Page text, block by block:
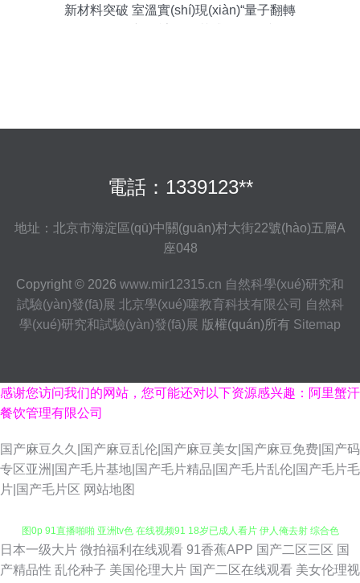
新材料突破 室溫實(shí)現(xiàn)“量子翻轉
電話：1339123**
地址：北京市海淀區(qū)中關(guān)村大街22號(hào)五層A
座048
Copyright © 2026 www.mir12315.cn 自然科學(xué)研究和
試驗(yàn)發(fā)展 北京學(xué)噻教育科技有限公司 自然科
學(xué)研究和試驗(yàn)發(fā)展 版權(quán)所有 Sitemap
感谢您访问我们的网站，您可能还对以下资源感兴趣：阿里蟹汗
餐饮管理有限公司
国产麻豆久久|国产麻豆乱伦|国产麻豆美女|国产麻豆免费|国产码
专区亚洲|国产毛片基地|国产毛片精品|国产毛片乱伦|国产毛片毛
片|国产毛片区 网站地图
久久免费视频21 91传媒在线看 五月天色婷姐 豆花视频在线吃瓜 日韩欧美色
日本一级大片 微拍福利在线观看 91香蕉APP 国产二区三区 国
产精品性 乱伦种子 美国伦理大片 国产二区在线观看 美女伦理视